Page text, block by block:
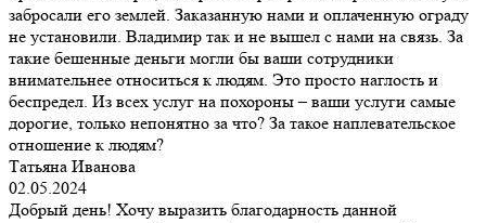
забросали его землей. Заказанную нами и оплаченную ограду
не установили. Владимир так и не вышел с нами на связь. За
такие бешенные деньги могли бы ваши сотрудники
внимательнее относиться к людям. Это просто наглость и
беспредел. Из всех услуг на похороны – ваши услуги самые
дорогие, только непонятно за что? За такое наплевательское
отношение к людям?
Татьяна Иванова
02.05.2024
Добрый день! Хочу выразить благодарность данной